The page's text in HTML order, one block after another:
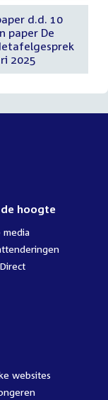
d.d. 10
2025
hoogte
media
websites